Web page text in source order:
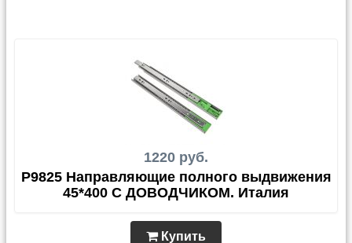
1220 руб.
P9825 Направляющие полного выдвижения
45*400 С ДОВОДЧИКОМ. Италия
Купить